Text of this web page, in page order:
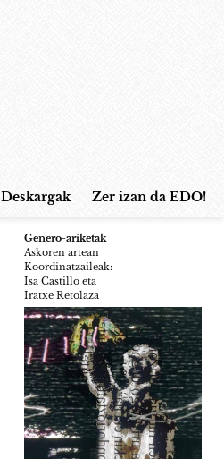
Deskargak Zer izan da EDO!
Genero-ariketak
Askoren artean
Koordinatzaileak:
Isa Castillo eta
Iratxe Retolaza